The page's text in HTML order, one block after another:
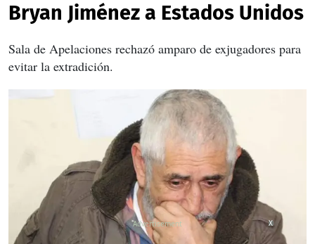
Bryan Jiménez a Estados Unidos
Sala de Apelaciones rechazó amparo de exjugadores para
evitar la extradición.
X